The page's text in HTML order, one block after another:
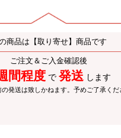
商品は【取り寄せ】商品です
ご注文＆ご入金確認後
間程度 で 発送 します
発送は致しかねます。予めご了承くだ